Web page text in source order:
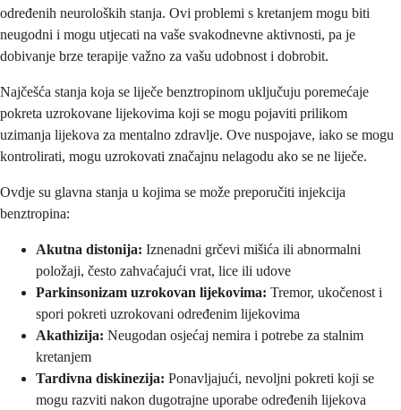
određenih neuroloških stanja. Ovi problemi s kretanjem mogu biti
neugodni i mogu utjecati na vaše svakodnevne aktivnosti, pa je
dobivanje brze terapije važno za vašu udobnost i dobrobit.
Najčešća stanja koja se liječe benztropinom uključuju poremećaje
pokreta uzrokovane lijekovima koji se mogu pojaviti prilikom
uzimanja lijekova za mentalno zdravlje. Ove nuspojave, iako se mogu
kontrolirati, mogu uzrokovati značajnu nelagodu ako se ne liječe.
Ovdje su glavna stanja u kojima se može preporučiti injekcija
benztropina:
Akutna distonija: Iznenadni grčevi mišića ili abnormalni
položaji, često zahvaćajući vrat, lice ili udove
Parkinsonizam uzrokovan lijekovima: Tremor, ukočenost i
spori pokreti uzrokovani određenim lijekovima
Akathizija: Neugodan osjećaj nemira i potrebe za stalnim
kretanjem
Tardivna diskinezija: Ponavljajući, nevoljni pokreti koji se
mogu razviti nakon dugotrajne uporabe određenih lijekova